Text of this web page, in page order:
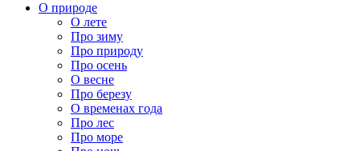
О природе
О лете
Про зиму
Про природу
Про осень
О весне
Про березу
О временах года
Про лес
Про море